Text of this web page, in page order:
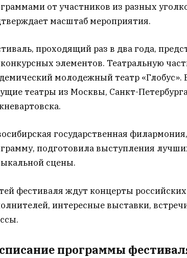
от участников из разных
масштаб мероприятия.
проходящий раз в два года,
конкурсных элементов. Театральную
молодежный театр «Глобус».
театры из Москвы, Санкт-
государственная
подготовила выступления
сцены.
фестиваля ждут концерты
интересные выставки,
программы